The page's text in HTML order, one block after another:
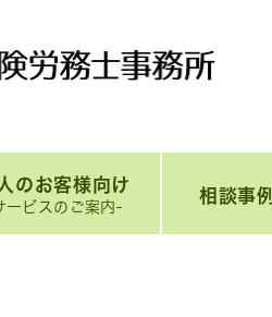
のお客様向け
ービスのご案内-
相談事例